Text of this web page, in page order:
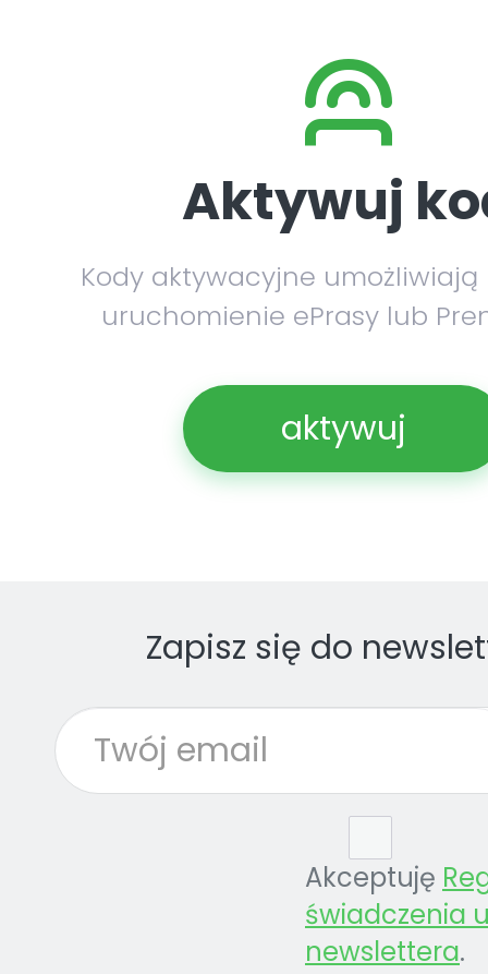
Aktywuj
Kody aktywacyjne umożliwiają
uruchomienie ePrasy lub
aktywuj
Zapisz się do
Akceptuję
świadczenia
newslettera.